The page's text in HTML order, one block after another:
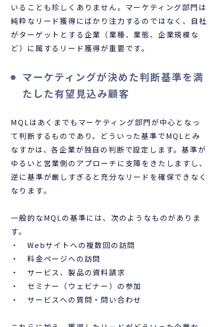
いることも珍しくありません。マーケティング部門は
純粋なリード獲得にばかり注力するのではなく、自社
がターゲットとする企業（業種、業態、企業規模な
ど）に属するリード獲得が重要です。
マーケティングが決めた判断基準を満
たした有望見込み顧客
MQLはあくまでもマーケティング部門が中心となっ
て判断するものであり、どういった基準でMQLとみ
なすかは、各企業が独自の判断で設定します。基準が
ゆるいと営業側のアプローチに支障をきたしますし、
逆に基準が厳しすぎると充分なリードを確保できなく
なります。
一般的なMQLの基準には、次のようなものがありま
す。
・ Webサイトへの複数回の訪問
・ 料金ページへの訪問
・ サービス、製品の資料請求
・ セミナー（ウェビナー）の参加
・ サービスへの質問・問い合わせ